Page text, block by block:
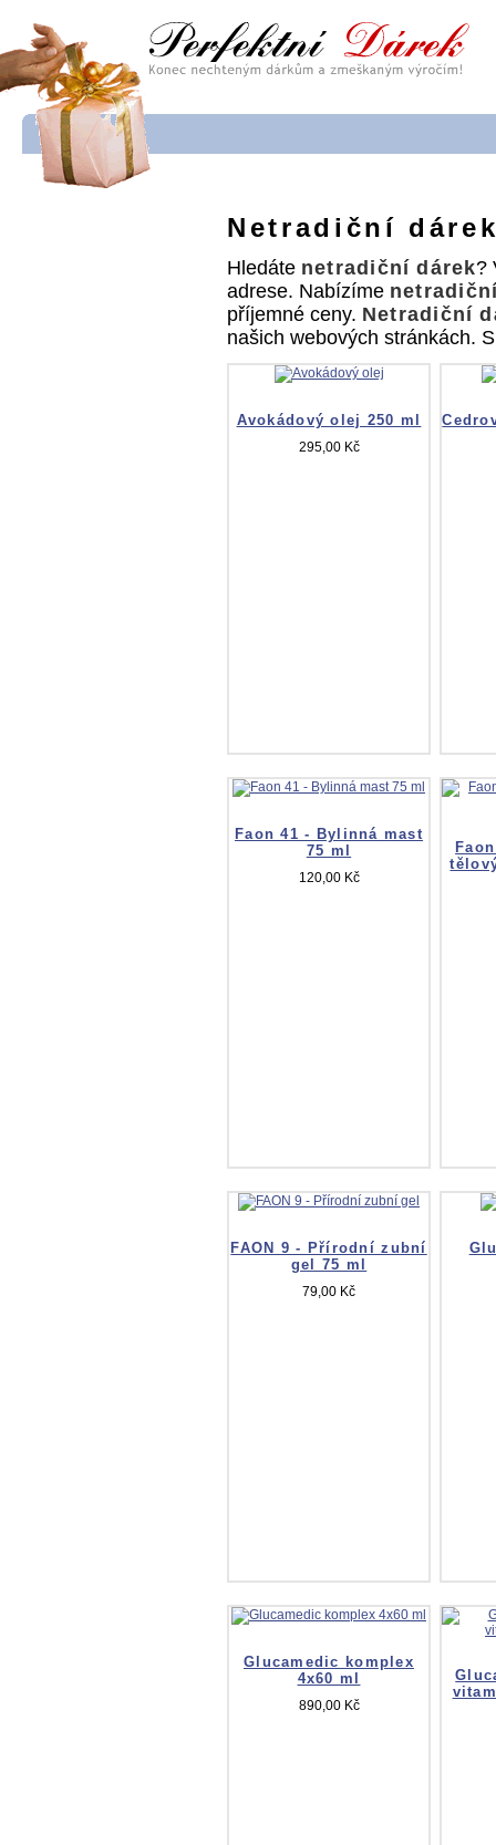
Netradiční
Hledáte netradiční dárek?
adrese. Nabízíme
příjemné ceny. Netradiční
našich webových stránkách.
Avokádový olej 250 ml
295,00 Kč
Faon 41 - Bylinná mast
75 ml
120,00 Kč
FAON 9 - Přírodní zubní
gel 75 ml
79,00 Kč
Glucamedic komplex
4x60 ml
890,00 Kč